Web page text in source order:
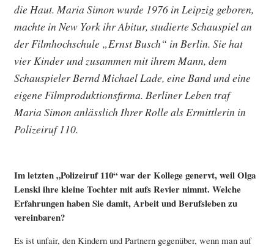
die Haut. Maria Simon wurde 1976 in Leipzig geboren,
machte in New York ihr Abitur, studierte Schauspiel an
der Filmhochschule „Ernst Busch“ in Berlin. Sie hat
vier Kinder und zusammen mit ihrem Mann, dem
Schauspieler Bernd Michael Lade, eine Band und eine
eigene Filmproduktionsfirma. Berliner Leben traf
Maria Simon anlässlich Ihrer Rolle als Ermittlerin in
Polizeiruf 110.
Im letzten „Polizeiruf 110“ war der Kollege genervt, weil Olga
Lenski ihre kleine Tochter mit aufs Revier nimmt. Welche
Erfahrungen haben Sie damit, Arbeit und Berufsleben zu
vereinbaren?
Es ist unfair, den Kindern und Partnern gegenüber, wenn man auf